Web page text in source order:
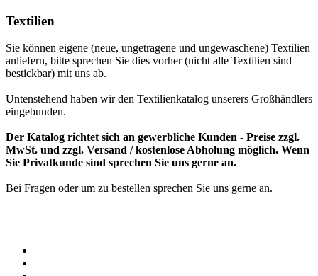
Textilien
Sie können eigene (neue, ungetragene und ungewaschene) Textilien
anliefern, bitte sprechen Sie dies vorher (nicht alle Textilien sind
bestickbar) mit uns ab.
Untenstehend haben wir den Textilienkatalog unserers Großhändlers
eingebunden.
Der Katalog richtet sich an gewerbliche Kunden - Preise zzgl.
MwSt. und zzgl. Versand / kostenlose Abholung möglich. Wenn
Sie Privatkunde sind sprechen Sie uns gerne an.
Bei Fragen oder um zu bestellen sprechen Sie uns gerne an.